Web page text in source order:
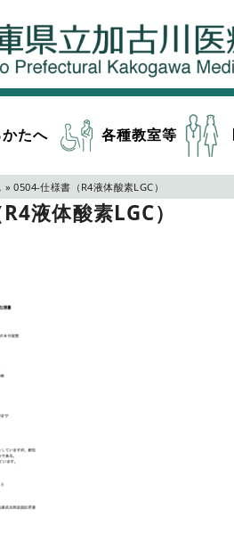
たへ 各種教室等
» 0504-仕様書（R4液体酸素LGC）
液体酸素LGC）